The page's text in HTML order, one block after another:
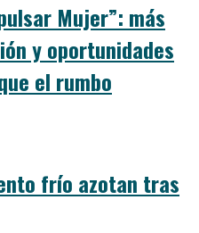
Mujer”: más
y oportunidades
el rumbo
frío azotan tras